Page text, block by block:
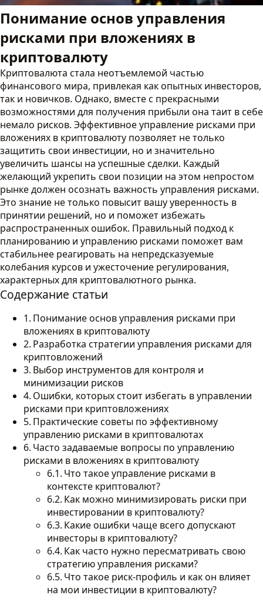
Понимание основ управления
рисками при вложениях в
криптовалюту
Криптовалюта стала неотъемлемой частью
финансового мира, привлекая как опытных инвесторов,
так и новичков. Однако, вместе с прекрасными
возможностями для получения прибыли она таит в себе
немало рисков. Эффективное управление рисками при
вложениях в криптовалюту позволяет не только
защитить свои инвестиции, но и значительно
увеличить шансы на успешные сделки. Каждый
желающий укрепить свои позиции на этом непростом
рынке должен осознать важность управления рисками.
Это знание не только повысит вашу уверенность в
принятии решений, но и поможет избежать
распространенных ошибок. Правильный подход к
планированию и управлению рисками поможет вам
стабильнее реагировать на непредсказуемые
колебания курсов и ужесточение регулирования,
характерных для криптовалютного рынка.
Содержание статьи
Понимание основ управления рисками при
вложениях в криптовалюту
Разработка стратегии управления рисками для
криптовложений
Выбор инструментов для контроля и
минимизации рисков
Ошибки, которых стоит избегать в управлении
рисками при криптовложениях
Практические советы по эффективному
управлению рисками в криптовалютах
Часто задаваемые вопросы по управлению
рисками в вложениях в криптовалюту
Что такое управление рисками в
контексте криптовалют?
Как можно минимизировать риски при
инвестировании в криптовалюту?
Какие ошибки чаще всего допускают
инвесторы в криптовалюту?
Как часто нужно пересматривать свою
стратегию управления рисками?
Что такое риск-профиль и как он влияет
на мои инвестиции в криптовалюту?